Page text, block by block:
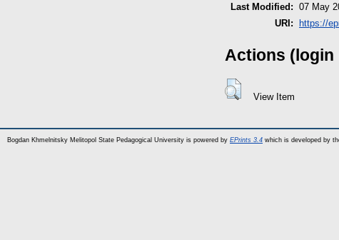
Last Modified: 07 May
URI:
https://
Actions (login
View Item
Bogdan Khmelnitsky Melitopol State Pedagogical University is powered by EPrints 3.4 which is developed by